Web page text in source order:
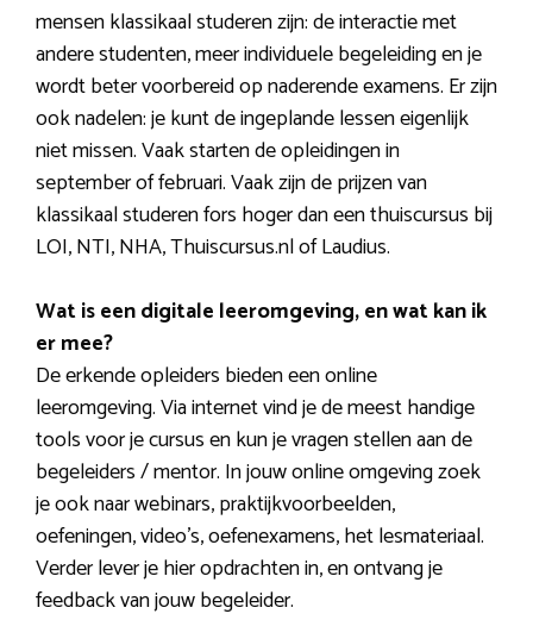
mensen klassikaal studeren zijn: de interactie met
andere studenten, meer individuele begeleiding en je
wordt beter voorbereid op naderende examens. Er zijn
ook nadelen: je kunt de ingeplande lessen eigenlijk
niet missen. Vaak starten de opleidingen in
september of februari. Vaak zijn de prijzen van
klassikaal studeren fors hoger dan een thuiscursus bij
LOI, NTI, NHA, Thuiscursus.nl of Laudius.
Wat is een digitale leeromgeving, en wat kan ik
er mee?
De erkende opleiders bieden een online
leeromgeving. Via internet vind je de meest handige
tools voor je cursus en kun je vragen stellen aan de
begeleiders / mentor. In jouw online omgeving zoek
je ook naar webinars, praktijkvoorbeelden,
oefeningen, video’s, oefenexamens, het lesmateriaal.
Verder lever je hier opdrachten in, en ontvang je
feedback van jouw begeleider.